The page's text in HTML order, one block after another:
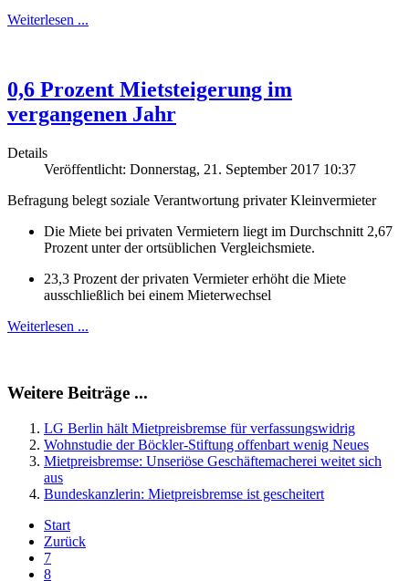
Weiterlesen ...
0,6 Prozent Mietsteigerung im
vergangenen Jahr
Details
Veröffentlicht: Donnerstag, 21. September 2017 10:37
Befragung belegt soziale Verantwortung privater Kleinvermieter
Die Miete bei privaten Vermietern liegt im Durchschnitt 2,67
Prozent unter der ortsüblichen Vergleichsmiete.
23,3 Prozent der privaten Vermieter erhöht die Miete
ausschließlich bei einem Mieterwechsel
Weiterlesen ...
Weitere Beiträge ...
LG Berlin hält Mietpreisbremse für verfassungswidrig
Wohnstudie der Böckler-Stiftung offenbart wenig Neues
Mietpreisbremse: Unseriöse Geschäftemacherei weitet sich
aus
Bundeskanzlerin: Mietpreisbremse ist gescheitert
Start
Zurück
7
8